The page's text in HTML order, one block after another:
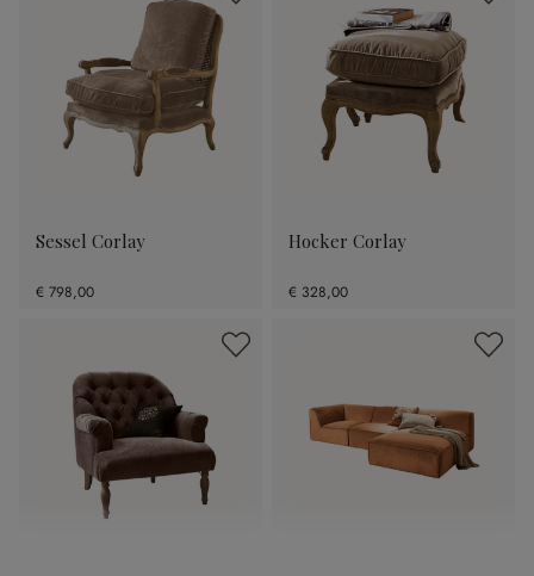
Sessel Corlay
€ 798,00
Hocker Corlay
€ 328,00